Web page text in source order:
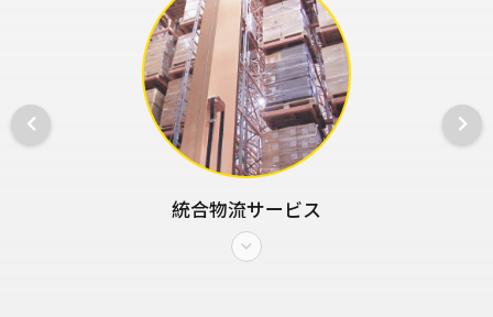
統合物流サービス